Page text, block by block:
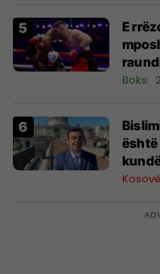
E
Boks
është
Kosovë